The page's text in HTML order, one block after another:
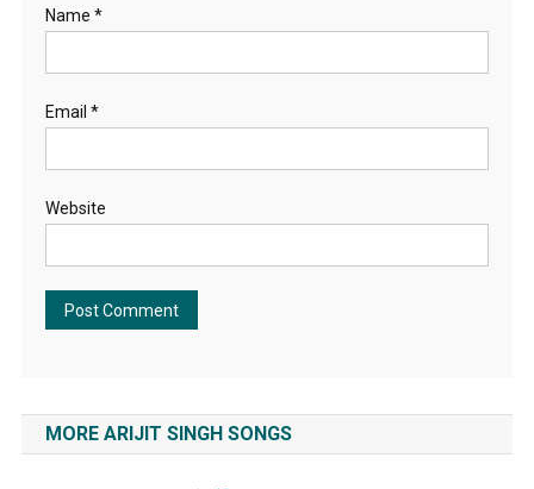
Name *
Email *
Website
MORE ARIJIT SINGH SONGS